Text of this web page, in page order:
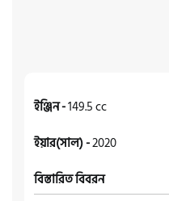
ইঞ্জিন -149.5 cc
ইয়ার(সাল) -2020
বিস্তারিত বিবরন